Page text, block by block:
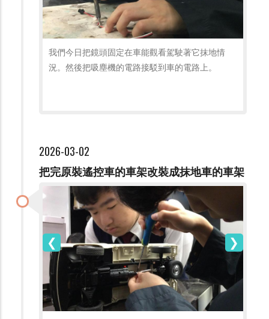
我們今日把鏡頭固定在車能觀看駕駛著它抹地情
況。然後把吸塵機的電路接駁到車的電路上。
2026-03-02
把完原裝遙控車的車架改裝成抹地車的車架